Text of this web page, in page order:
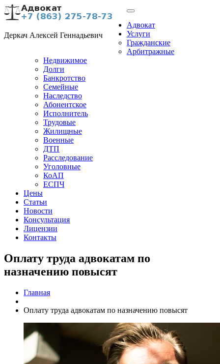
Деркач Алексей Геннадьевич
Адвокат
Услуги
Гражданские
Арбитражные
Недвижимое
Долги
Банкротство
Семейные
Наследство
Абонентское
Исполнитель
Трудовые
Жилищные
Военные
ДТП
Расследование
Уголовные
КоАП
ЕСПЧ
Цены
Статьи
Новости
Консультация
Лицензии
Контакты
Оплату труда адвокатам по
назначению повысят
Главная
Оплату труда адвокатам по назначению повысят